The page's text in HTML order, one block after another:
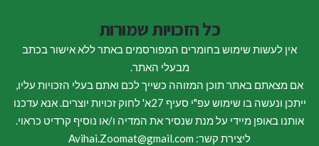
כל הזכויות שמורות
אין לעשות שימוש בחומרים המפורסמים באתר ללא אישור בכתב
מבעלי האתר.
אם מצאתם באתר תוכן המזוהה כשייך לכם ואתם בעלי הזכויות עליו,
ייתכן ונעשה בו שימוש עפ"י סעיף 27א' לחוק זכויות יוצרים. אנא עדכנו
אותנו באופן מיידי על מנת שנסיר את המדיה ו/או נוסיף קרדיט כראוי.
ליצירת קשר: Avihai.Zoomat@gmail.com